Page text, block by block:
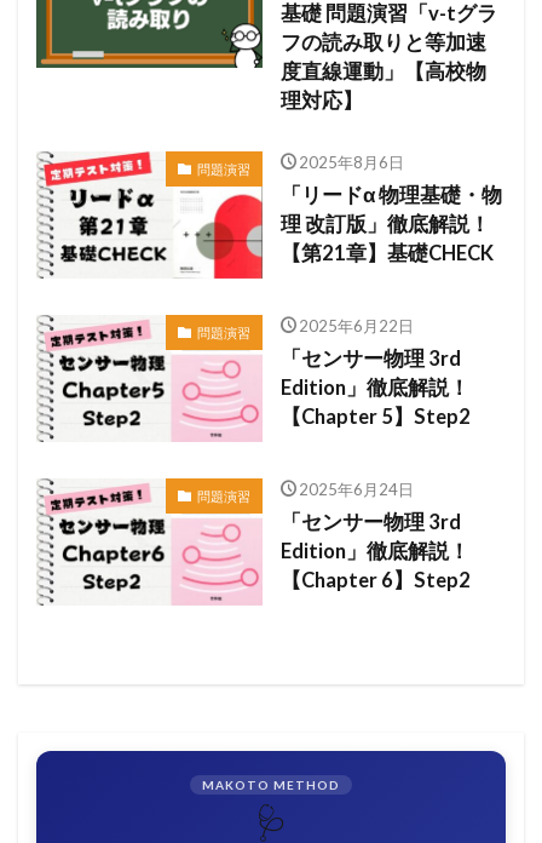
基礎 問題演習「v-tグラ
フの読み取りと等加速
度直線運動」【高校物
理対応】
問題演習 2025年8月6日
「リードα 物理基礎・物
理 改訂版」徹底解説！
【第21章】基礎CHECK
問題演習 2025年6月22日
「センサー物理 3rd
Edition」徹底解説！
【Chapter 5】Step2
問題演習 2025年6月24日
「センサー物理 3rd
Edition」徹底解説！
【Chapter 6】Step2
MAKOTO METHOD
🩺